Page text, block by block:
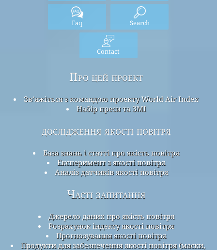
Faq Search
Contact
Про цей проект
Зв’яжіться з командою проекту World Air Index
Набір преси та ЗМІ
дослідження якості повітря
База знань і статті про якість повітря
Експеримент з якості повітря
Аналіз датчиків якості повітря
Часті запитання
Джерело даних про якість повітря
Розрахунок індексу якості повітря
Прогнозування якості повітря
Продукти для забезпечення якості повітря (маски,